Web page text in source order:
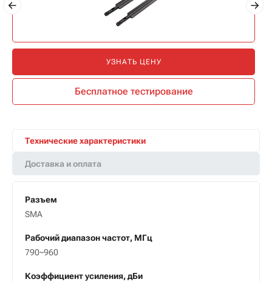
УЗНАТЬ ЦЕНУ
Бесплатное тестирование
Технические характеристики
Доставка и оплата
Разъем
SMA
Рабочий диапазон частот, МГц
790~960
Коэффициент усиления, дБи